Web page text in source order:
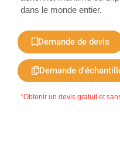
dans le monde entier.
Demande de devis
Demande
*Obtenir un devis gratuit et